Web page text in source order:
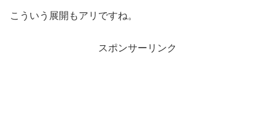
こういう展開もアリですね。
スポンサーリンク